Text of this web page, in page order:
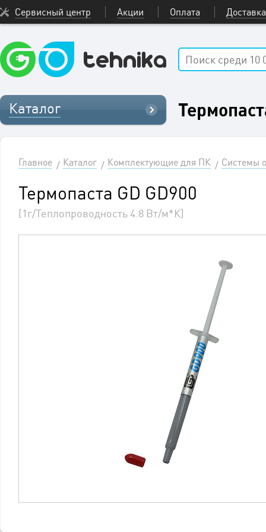
Сервисный центр Акции Оплата Доставка
Каталог
Главное Каталог Комплектующие для ПК Системы
Термопаста GD GD900
[1г/Теплопроводность 4.8 Вт/м*К]